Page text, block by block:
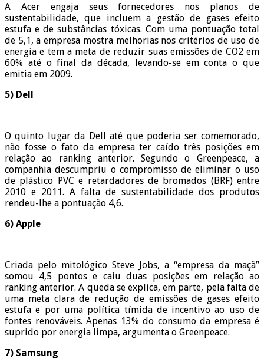
A Acer engaja seus fornecedores nos planos de
sustentabilidade, que incluem a gestão de gases efeito
estufa e de substâncias tóxicas. Com uma pontuação total
de 5,1, a empresa mostra melhorias nos critérios de uso de
energia e tem a meta de reduzir suas emissões de CO2 em
60% até o final da década, levando-se em conta o que
emitia em 2009.
5) Dell
O quinto lugar da Dell até que poderia ser comemorado,
não fosse o fato da empresa ter caído três posições em
relação ao ranking anterior. Segundo o Greenpeace, a
companhia descumpriu o compromisso de eliminar o uso
de plástico PVC e retardadores de bromados (BRF) entre
2010 e 2011. A falta de sustentabilidade dos produtos
rendeu-lhe a pontuação 4,6.
6) Apple
Criada pelo mitológico Steve Jobs, a “empresa da maçã”
somou 4,5 pontos e caiu duas posições em relação ao
ranking anterior. A queda se explica, em parte, pela falta de
uma meta clara de redução de emissões de gases efeito
estufa e por uma política tímida de incentivo ao uso de
fontes renováveis. Apenas 13% do consumo da empresa é
suprido por energia limpa, argumenta o Greenpeace.
7) Samsung